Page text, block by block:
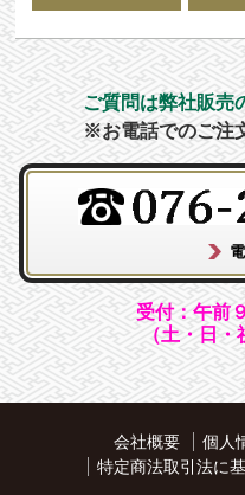
ご質問は弊社販売
※お電話でのご注
受付：午前
（土・日・
会社概要
個人
特定商法取引法に